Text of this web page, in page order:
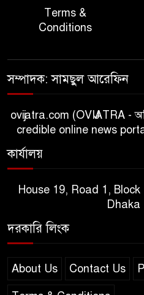
Terms &
Conditions
সম্পাদক: সামছুল আরেফিন
ovijatra.com (OVIJATRA -
credible online news
কার্যালয়
House 19, Road 1,
Dhaka
দরকারি লিংক
About Us Contact Us